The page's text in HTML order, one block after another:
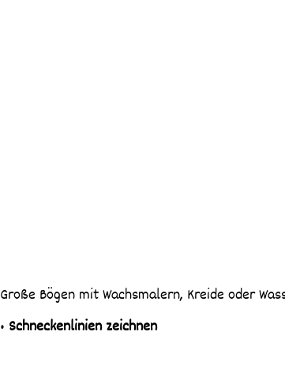
Große Bögen mit Wachsmalern, Kreide oder
• Schneckenlinien zeichnen